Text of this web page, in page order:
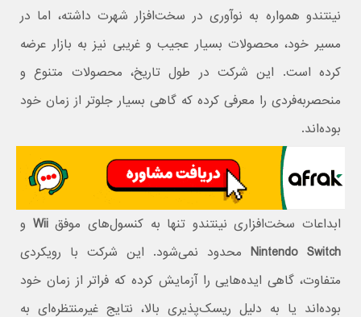
نینتندو همواره به نوآوری در سخت‌افزار شهرت داشته، اما در
مسیر خود، محصولات بسیار عجیب و غریبی نیز به بازار عرضه
کرده است. این شرکت در طول تاریخ، محصولات متنوع و
منحصربه‌فردی را معرفی کرده که گاهی بسیار جلوتر از زمان خود
بوده‌اند.
ابداعات سخت‌افزاری نینتندو تنها به کنسول‌های موفقWii و
Nintendo Switch محدود نمی‌شود. این شرکت با رویکردی
متفاوت، گاهی ایده‌هایی را آزمایش کرده که فراتر از زمان خود
بوده‌اند یا به دلیل ریسک‌پذیری بالا، نتایج غیرمنتظره‌ای به